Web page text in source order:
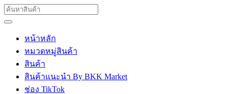
หน้าหลัก
หมวดหมู่สินค้า
สินค้า
สินค้าแนะนำ By BKK Market
ช่อง TikTok